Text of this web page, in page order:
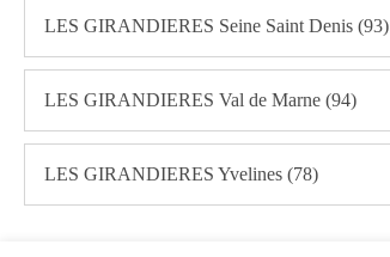
LES GIRANDIERES Seine Saint Denis (93)
LES GIRANDIERES Val de Marne (94)
LES GIRANDIERES Yvelines (78)